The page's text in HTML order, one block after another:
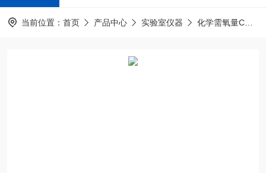
当前位置： 首页 产品中心 实验室仪器 化学需氧量COD测定仪